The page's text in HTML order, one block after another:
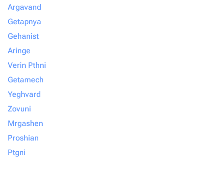
Argavand
Getapnya
Gehanist
Aringe
Verin Pthni
Getamech
Yeghvard
Zovuni
Mrgashen
Proshian
Ptgni